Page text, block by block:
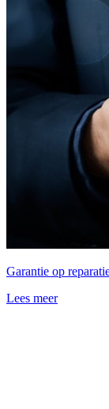
Garantie op
Lees meer